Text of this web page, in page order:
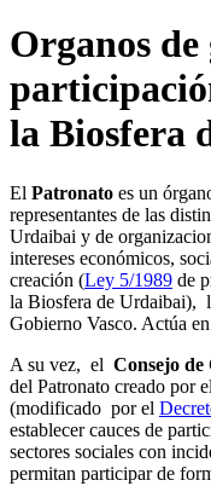
Organos de
la Biosfera
El Patronato es un
representantes de las
Urdaibai y de
intereses económicos,
creación (Ley 5/1989 de
la Biosfera de Urdaibai),
Gobierno Vasco. Actúa
A su vez, el Consejo de
del Patronato creado por el
(modificado por el
establecer cauces de
sectores sociales con
permitan participar de